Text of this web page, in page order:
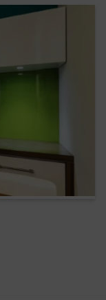
une